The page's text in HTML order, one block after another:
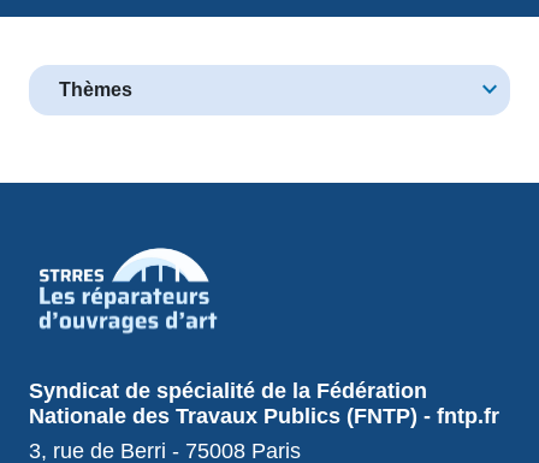
Thèmes
Syndicat de spécialité de la Fédération
Nationale des Travaux Publics (FNTP) - fntp.fr
3, rue de Berri - 75008 Paris